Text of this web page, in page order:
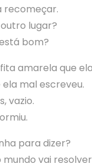
recomeçar.
lugar?
bom?
amarela que
mal escreveu.
vazio.
para dizer?
vai